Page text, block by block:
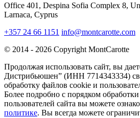
Office 401, Despina Sofia Complex 8,
Larnaca, Cyprus
+357 24 66 1151 info@montcarotte.com
© 2014 - 2026 Copyright MontCarotte
Продолжая использовать сайт, вы
Дистрибьюшен” (ИНН 7714343334)
обработку файлов cookie и
Более подробно с порядком
пользователей сайта вы можете
политике. Вы всегда можете